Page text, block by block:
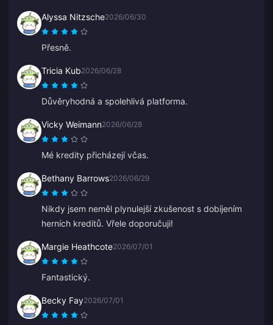
Alyssa Nitzsche2026/06/30
Přesně.
Tricia Kub2026/06/28
Důvěryhodná a spolehlivá platforma.
Vicky Weimann2026/06/28
Mé kredity přicházejí včas.
Bethany Barrows2026/06/29
Nikdy jsem neměl plynulejší zkušenost s dobíjením
herních kreditů. Vřele doporučuji!
Margie Heathcote2026/07/01
Fantastický.
Becky Fay2026/07/01